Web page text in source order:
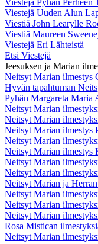
Viestejä Uuden Alun
Viestiä John Learylle
Viestiä Maureen
Viestejä Eri Lähteistä
Etsi Viestejä
Jeesuksen ja Marian
Neitsyt Marian ilmestys
Hyvän tapahtuman
Pyhän Margareta Maria
Neitsyt Marian
Neitsyt Marian
Neitsyt Marian ilmestys
Neitsyt Marian
Neitsyt Marian ilmestys
Neitsyt Marian
Neitsyt Marian
Neitsyt Marian ja
Neitsyt Marian
Neitsyt Marian
Neitsyt Marian
Rosa Mistican
Neitsyt Marian